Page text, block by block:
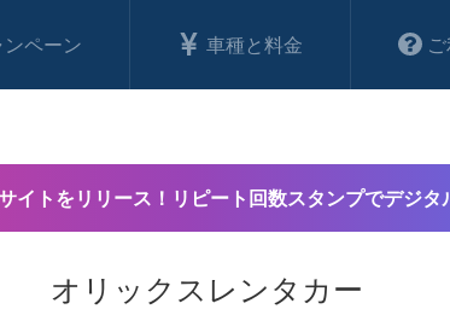
ンペーン 車種と料金
イトをリリース！リピート回数スタンプでデジタ
オリックスレンタカー